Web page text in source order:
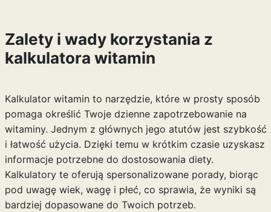
Zalety i wady korzystania z
kalkulatora witamin
Kalkulator witamin to narzędzie, które w prosty sposób
pomaga określić Twoje dzienne zapotrzebowanie na
witaminy. Jednym z głównych jego atutów jest szybkość
i łatwość użycia. Dzięki temu w krótkim czasie uzyskasz
informacje potrzebne do dostosowania diety.
Kalkulatory te oferują spersonalizowane porady, biorąc
pod uwagę wiek, wagę i płeć, co sprawia, że wyniki są
bardziej dopasowane do Twoich potrzeb.